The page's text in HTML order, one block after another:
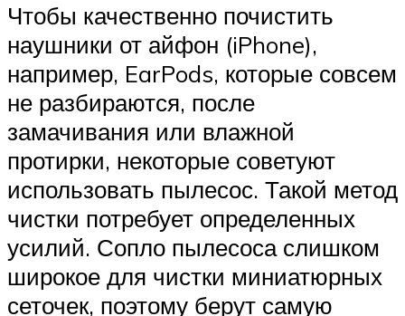
Чтобы качественно почистить
наушники от айфон (iPhone),
например, EarPods, которые совсем
не разбираются, после
замачивания или влажной
протирки, некоторые советуют
использовать пылесос. Такой метод
чистки потребует определенных
усилий. Сопло пылесоса слишком
широкое для чистки миниатюрных
сеточек, поэтому берут самую